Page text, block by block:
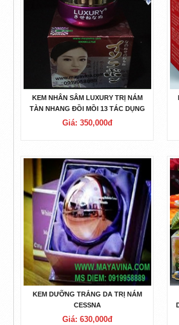
KEM NHÂN SÂM LUXURY TRỊ NÁM
TÀN NHANG ĐỒI MỒI 13 TÁC DỤNG
Giá: 350,000đ
KEM DƯỠNG TRẮNG DA TRỊ NÁM
CESSNA
Giá: 630,000đ